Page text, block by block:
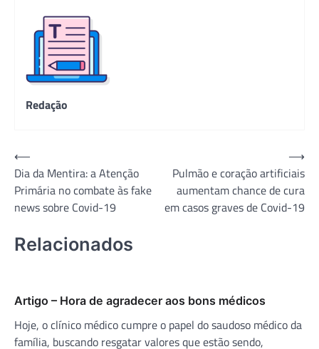
Redação
Navegação
de
Post
⟵
Dia da Mentira: a Atenção
Primária no combate às fake
news sobre Covid-19
Pulmão e coração artificiais
aumentam chance de cura
em casos graves de Covid-19
⟶
Relacionados
Artigo – Hora de agradecer aos bons médicos
Hoje, o clínico médico cumpre o papel do saudoso médico da
família, buscando resgatar valores que estão sendo,